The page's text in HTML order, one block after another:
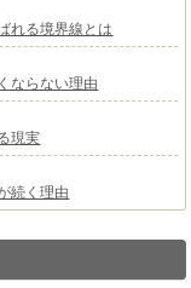
れる境界線とは
ならない理由
現実
続く理由